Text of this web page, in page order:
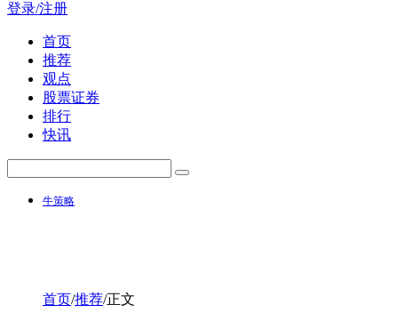
登录/注册
首页
推荐
观点
股票证券
排行
快讯
牛策略
首页/推荐/正文